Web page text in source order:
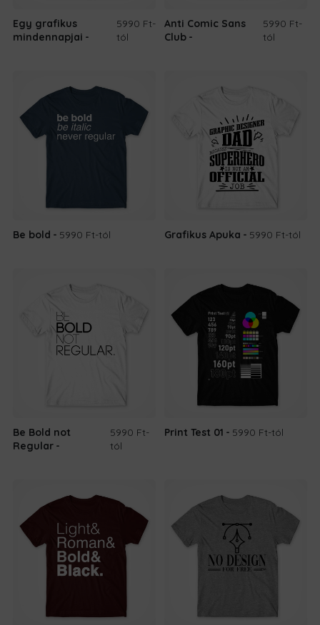
Egy grafikus
mindennapjai
5990 Ft-
tól
Anti Comic Sans
Club
5990 Ft-
tól
Be bold 5990 Ft-tól Grafikus Apuka 5990 Ft-tól
Be Bold not
Regular
5990 Ft-
tól
Print Test 01 5990 Ft-tól